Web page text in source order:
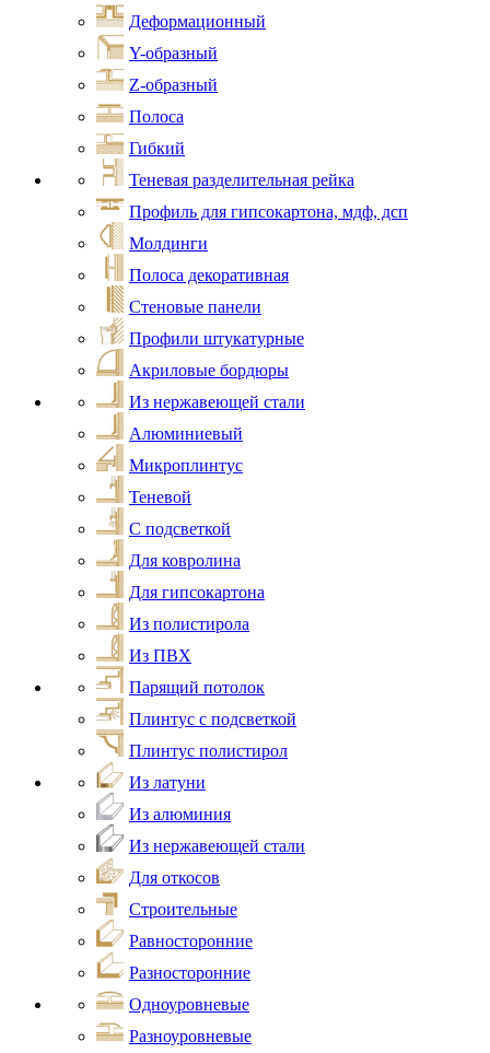
Деформационный
Y-образный
Z-образный
Полоса
Гибкий
Теневая разделительная рейка
Профиль для гипсокартона, мдф, дсп
Молдинги
Полоса декоративная
Стеновые панели
Профили штукатурные
Акриловые бордюры
Из нержавеющей стали
Алюминиевый
Микроплинтус
Теневой
С подсветкой
Для ковролина
Для гипсокартона
Из полистирола
Из ПВХ
Парящий потолок
Плинтус с подсветкой
Плинтус полистирол
Из латуни
Из алюминия
Из нержавеющей стали
Для откосов
Строительные
Равносторонние
Разносторонние
Одноуровневые
Разноуровневые